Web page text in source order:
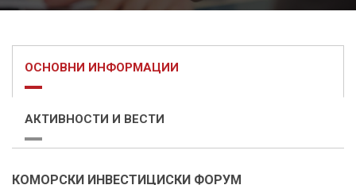
ОСНОВНИ ИНФОРМАЦИИ
АКТИВНОСТИ И ВЕСТИ
КОМОРСКИ ИНВЕСТИЦИСКИ ФОРУМ